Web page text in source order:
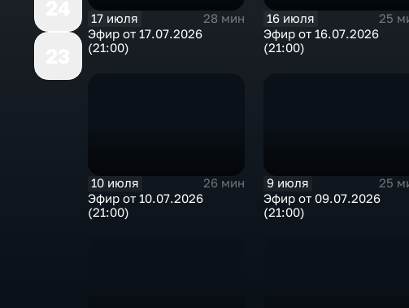
17 июля
28 мин
Эфир от 17.07.2026
(21:00)
16 июля
25
Эфир от 16.07.2026
(21:00)
10 июля
26 мин
Эфир от 10.07.2026
(21:00)
9 июля
25
Эфир от 09.07.2026
(21:00)